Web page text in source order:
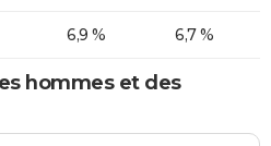
6,9 % 6,7 %
hommes et des